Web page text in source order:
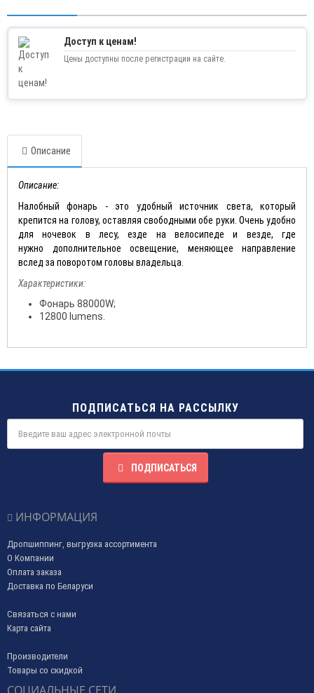
Доступ к ценам!
Цены доступны после регистрации на сайте.
Описание
Описание:
Налобный фонарь - это удобный источник света, который
крепится на голову, оставляя свободными обе руки. Очень удобно
для ночевок в лесу, езде на велосипеде и везде, где
нужно дополнительное освещение, меняющее направление
вслед за поворотом головы владельца.
Характеристики:
Фонарь 88000W;
12800 lumens.
ПОДПИСАТЬСЯ НА РАССЫЛКУ
ПОДПИСАТЬСЯ
ИНФОРМАЦИЯ
Дропшиппинг, выгрузка ассортимента
О Компании
Оплата заказа
Доставка по Беларуси
Связаться с нами
Карта сайта
Производители
Товары со скидкой
СОЦИАЛЬНЫЕ СЕТИ